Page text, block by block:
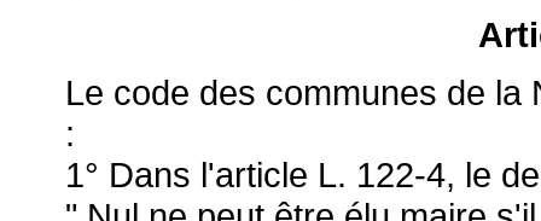
Le code des communes de la
:
1° Dans l'article L. 122-4, le